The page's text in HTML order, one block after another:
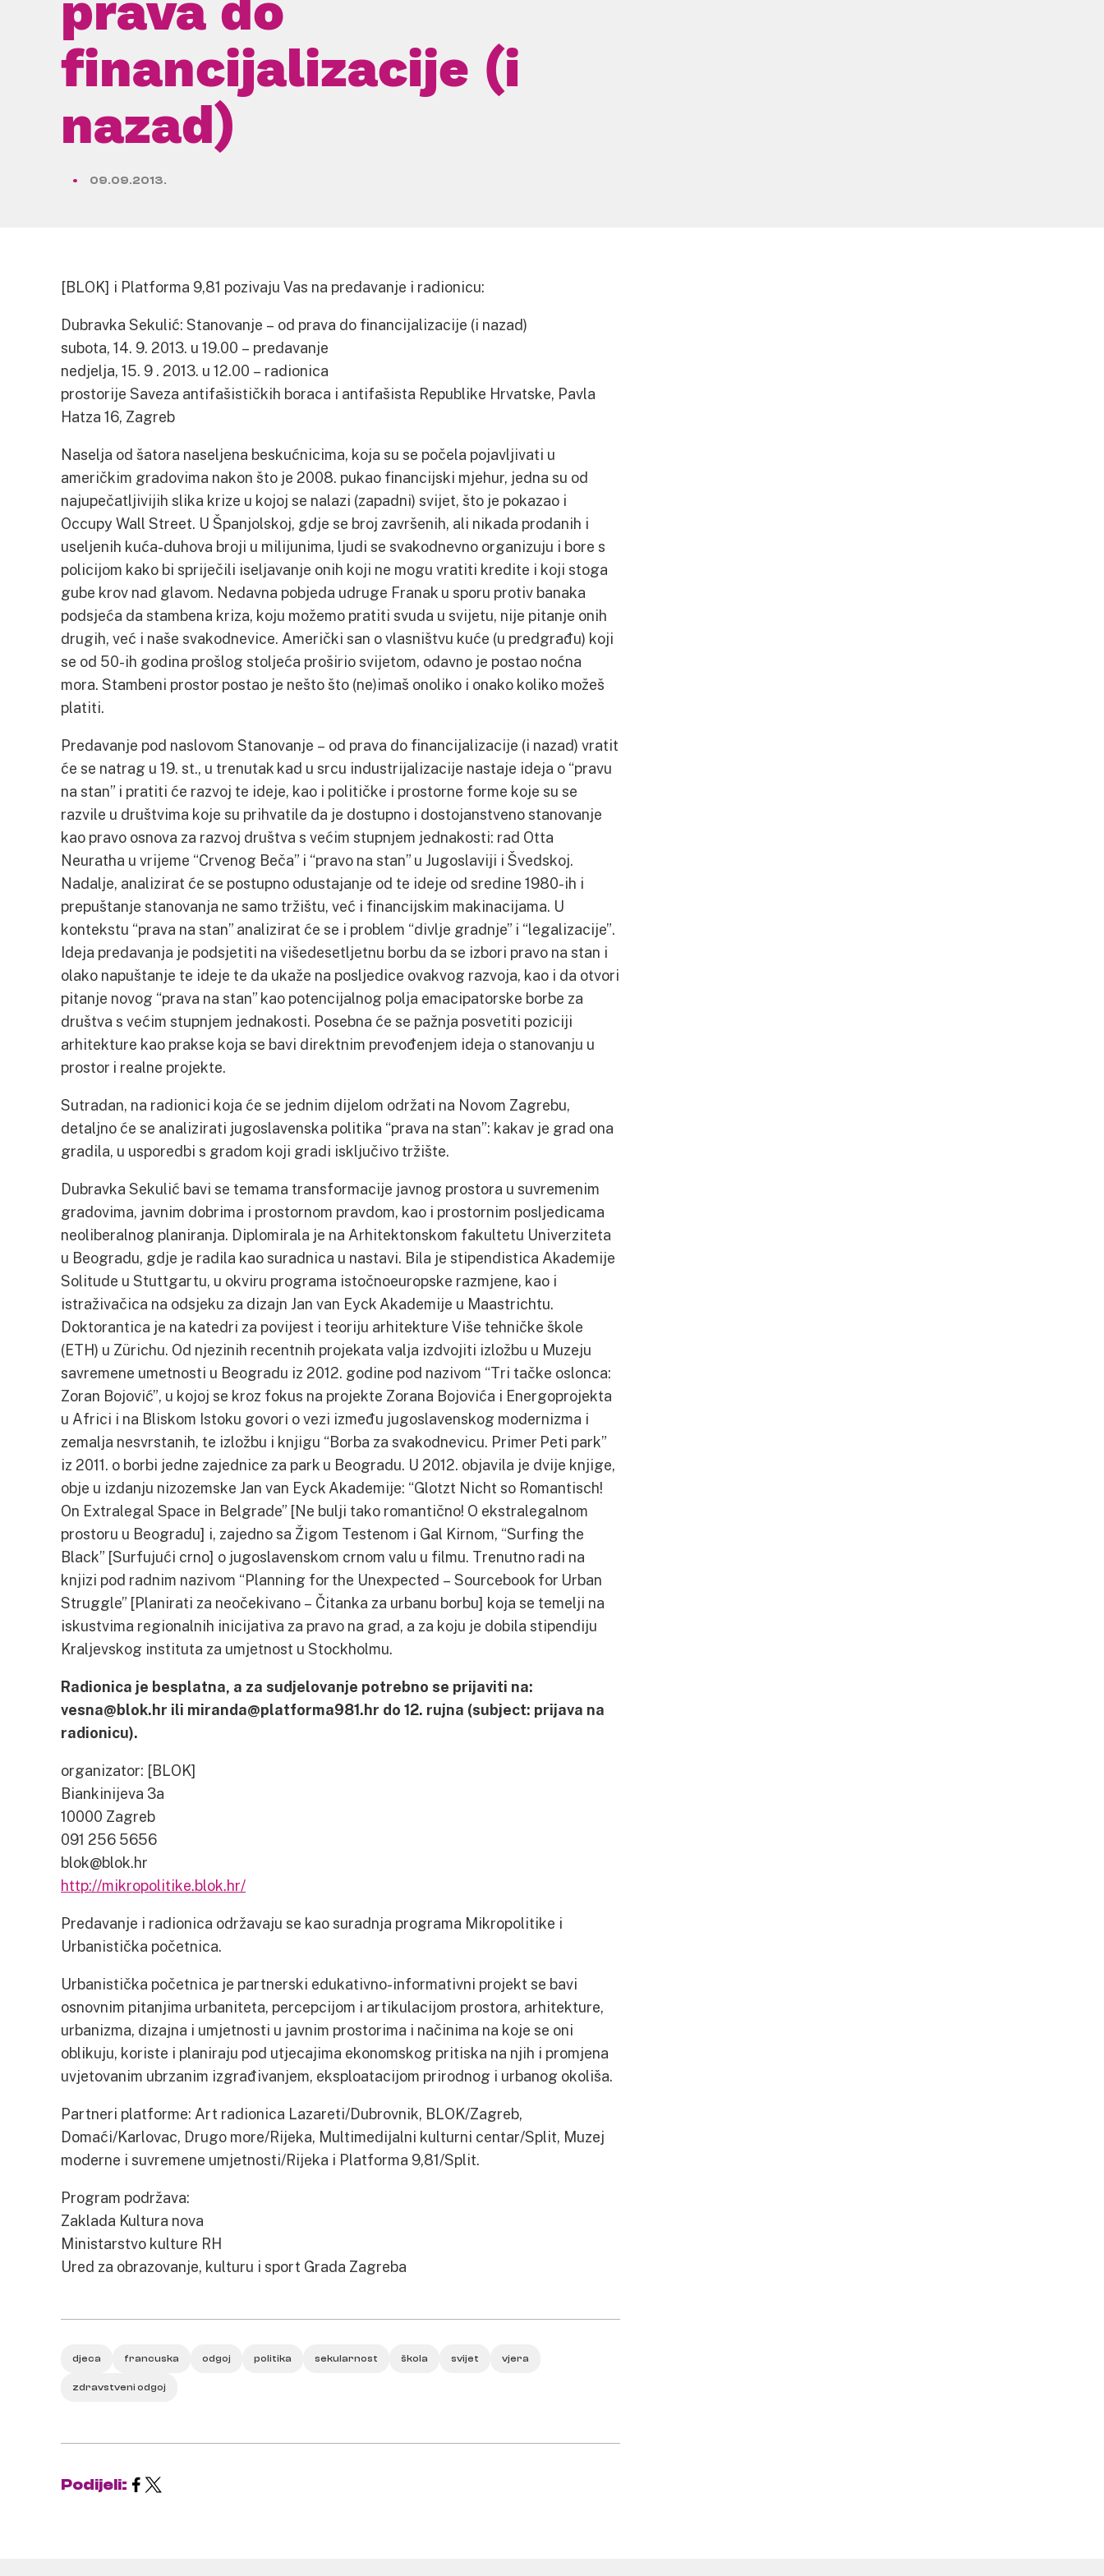
financijalizacije (i
nazad)
09.09.2013.
[BLOK] i Platforma 9,81 pozivaju Vas na predavanje i radionicu:
Dubravka Sekulić: Stanovanje – od prava do financijalizacije (i nazad)
subota, 14. 9. 2013. u 19.00 – predavanje
nedjelja, 15. 9 . 2013. u 12.00 – radionica
prostorije Saveza antifašističkih boraca i antifašista Republike Hrvatske, Pavla
Hatza 16, Zagreb
Naselja od šatora naseljena beskućnicima, koja su se počela pojavljivati u
američkim gradovima nakon što je 2008. pukao financijski mjehur, jedna su od
najupečatljivijih slika krize u kojoj se nalazi (zapadni) svijet, što je pokazao i
Occupy Wall Street. U Španjolskoj, gdje se broj završenih, ali nikada prodanih i
useljenih kuća-duhova broji u milijunima, ljudi se svakodnevno organizuju i bore s
policijom kako bi spriječili iseljavanje onih koji ne mogu vratiti kredite i koji stoga
gube krov nad glavom. Nedavna pobjeda udruge Franak u sporu protiv banaka
podsjeća da stambena kriza, koju možemo pratiti svuda u svijetu, nije pitanje onih
drugih, već i naše svakodnevice. Američki san o vlasništvu kuće (u predgrađu) koji
se od 50-ih godina prošlog stoljeća proširio svijetom, odavno je postao noćna
mora. Stambeni prostor postao je nešto što (ne)imaš onoliko i onako koliko možeš
platiti.
Predavanje pod naslovom Stanovanje – od prava do financijalizacije (i nazad) vratit
će se natrag u 19. st., u trenutak kad u srcu industrijalizacije nastaje ideja o “pravu
na stan” i pratiti će razvoj te ideje, kao i političke i prostorne forme koje su se
razvile u društvima koje su prihvatile da je dostupno i dostojanstveno stanovanje
kao pravo osnova za razvoj društva s većim stupnjem jednakosti: rad Otta
Neuratha u vrijeme “Crvenog Beča” i “pravo na stan” u Jugoslaviji i Švedskoj.
Nadalje, analizirat će se postupno odustajanje od te ideje od sredine 1980-ih i
prepuštanje stanovanja ne samo tržištu, već i financijskim makinacijama. U
kontekstu “prava na stan” analizirat će se i problem “divlje gradnje” i “legalizacije”.
Ideja predavanja je podsjetiti na višedesetljetnu borbu da se izbori pravo na stan i
olako napuštanje te ideje te da ukaže na posljedice ovakvog razvoja, kao i da otvori
pitanje novog “prava na stan” kao potencijalnog polja emacipatorske borbe za
društva s većim stupnjem jednakosti. Posebna će se pažnja posvetiti poziciji
arhitekture kao prakse koja se bavi direktnim prevođenjem ideja o stanovanju u
prostor i realne projekte.
Sutradan, na radionici koja će se jednim dijelom održati na Novom Zagrebu,
detaljno će se analizirati jugoslavenska politika “prava na stan”: kakav je grad ona
gradila, u usporedbi s gradom koji gradi isključivo tržište.
Dubravka Sekulić bavi se temama transformacije javnog prostora u suvremenim
gradovima, javnim dobrima i prostornom pravdom, kao i prostornim posljedicama
neoliberalnog planiranja. Diplomirala je na Arhitektonskom fakultetu Univerziteta
u Beogradu, gdje je radila kao suradnica u nastavi. Bila je stipendistica Akademije
Solitude u Stuttgartu, u okviru programa istočnoeuropske razmjene, kao i
istraživačica na odsjeku za dizajn Jan van Eyck Akademije u Maastrichtu.
Doktorantica je na katedri za povijest i teoriju arhitekture Više tehničke škole
(ETH) u Zürichu. Od njezinih recentnih projekata valja izdvojiti izložbu u Muzeju
savremene umetnosti u Beogradu iz 2012. godine pod nazivom “Tri tačke oslonca:
Zoran Bojović”, u kojoj se kroz fokus na projekte Zorana Bojovića i Energoprojekta
u Africi i na Bliskom Istoku govori o vezi između jugoslavenskog modernizma i
zemalja nesvrstanih, te izložbu i knjigu “Borba za svakodnevicu. Primer Peti park”
iz 2011. o borbi jedne zajednice za park u Beogradu. U 2012. objavila je dvije knjige,
obje u izdanju nizozemske Jan van Eyck Akademije: “Glotzt Nicht so Romantisch!
On Extralegal Space in Belgrade” [Ne bulji tako romantično! O ekstralegalnom
prostoru u Beogradu] i, zajedno sa Žigom Testenom i Gal Kirnom, “Surfing the
Black” [Surfujući crno] o jugoslavenskom crnom valu u filmu. Trenutno radi na
knjizi pod radnim nazivom “Planning for the Unexpected – Sourcebook for Urban
Struggle” [Planirati za neočekivano – Čitanka za urbanu borbu] koja se temelji na
iskustvima regionalnih inicijativa za pravo na grad, a za koju je dobila stipendiju
Kraljevskog instituta za umjetnost u Stockholmu.
Radionica je besplatna, a za sudjelovanje potrebno se prijaviti na:
vesna@blok.hr ili miranda@platforma981.hr do 12. rujna (subject: prijava na
radionicu).
organizator: [BLOK]
Biankinijeva 3a
10000 Zagreb
091 256 5656
blok@blok.hr
http://mikropolitike.blok.hr/
Predavanje i radionica održavaju se kao suradnja programa Mikropolitike i
Urbanistička početnica.
Urbanistička početnica je partnerski edukativno-informativni projekt se bavi
osnovnim pitanjima urbaniteta, percepcijom i artikulacijom prostora, arhitekture,
urbanizma, dizajna i umjetnosti u javnim prostorima i načinima na koje se oni
oblikuju, koriste i planiraju pod utjecajima ekonomskog pritiska na njih i promjena
uvjetovanim ubrzanim izgrađivanjem, eksploatacijom prirodnog i urbanog okoliša.
Partneri platforme: Art radionica Lazareti/Dubrovnik, BLOK/Zagreb,
Domaći/Karlovac, Drugo more/Rijeka, Multimedijalni kulturni centar/Split, Muzej
moderne i suvremene umjetnosti/Rijeka i Platforma 9,81/Split.
Program podržava:
Zaklada Kultura nova
Ministarstvo kulture RH
Ured za obrazovanje, kulturu i sport Grada Zagreba
djeca francuska odgoj politika sekularnost škola svijet vjera
zdravstveni odgoj
Podijeli: